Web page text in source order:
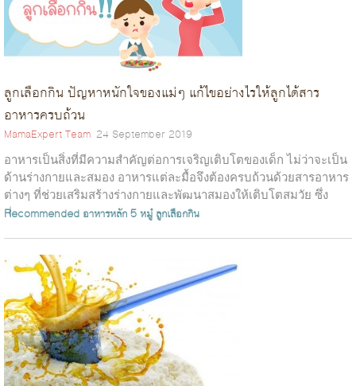
ลูกเลือกกิน ปัญหาหนักใจของแม่ๆ แก้ไขอย่างไรให้ลูกได้สาร
อาหารครบถ้วน
MamaExpert Team 24 September 2019
อาหารเป็นสิ่งที่มีความสำคัญต่อการเจริญเติบโตของเด็ก ไม่ว่าจะเป็น
ด้านร่างกายและสมอง อาหารแต่ละมื้อจึงต้องครบถ้วนด้วยสารอาหาร
ต่างๆ ที่ช่วยเสริมสร้างร่างกายและพัฒนาสมองให้เติบโตสมวัย ซึ่ง
อาหารหลักที่เด...
Recommended อาหารหลัก 5 หมู๋ ลูกเลือกกิน